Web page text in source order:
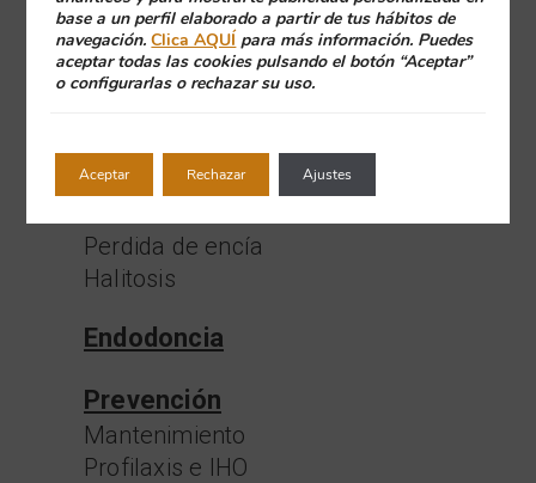
Ortodoncia Lingual. Incognito
Bruxismo, ATM y Oclusión
Cirugía Ortognática
Periodoncia
Enfermedad periodontal
Perdida de encía
Halitosis
Endodoncia
Prevención
Mantenimiento
Profilaxis e IHO
base a un perfil elaborado a partir de tus hábitos de
navegación.Clica AQUÍ para más información. Puedes
aceptar todas las cookies pulsando el botón “Aceptar”
o configurarlas o rechazar su uso.
Aceptar Rechazar Ajustes